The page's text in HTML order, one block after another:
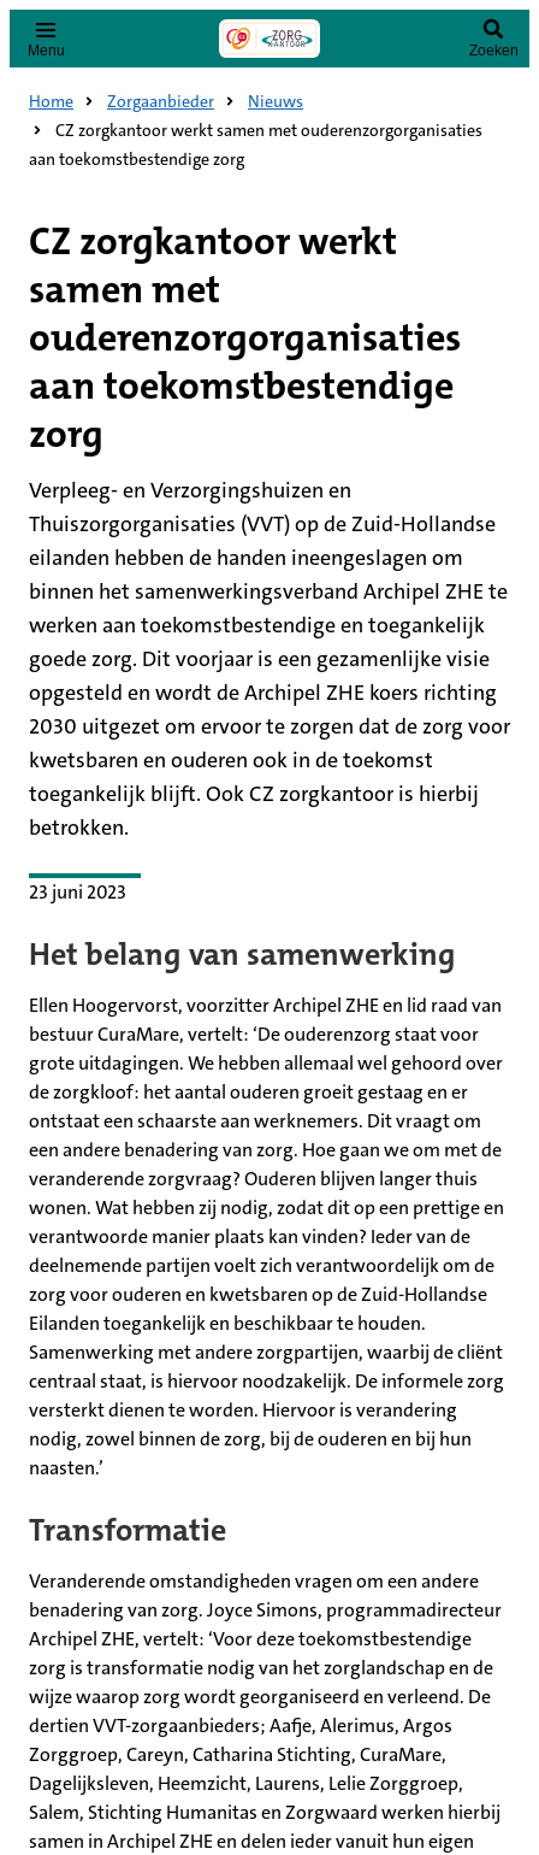
Menu Zoeken
Home Zorgaanbieder
Nieuws
CZ zorgkantoor werkt samen met ouderenzorgorganisaties
aan toekomstbestendige zorg
CZ zorgkantoor werkt
samen met
ouderenzorgorganisaties
aan toekomstbestendige
zorg
Verpleeg- en Verzorgingshuizen en
Thuiszorgorganisaties (VVT) op de Zuid-Hollandse
eilanden hebben de handen ineengeslagen om
binnen het samenwerkingsverband Archipel ZHE te
werken aan toekomstbestendige en toegankelijk
goede zorg. Dit voorjaar is een gezamenlijke visie
opgesteld en wordt de Archipel ZHE koers richting
2030 uitgezet om ervoor te zorgen dat de zorg voor
kwetsbaren en ouderen ook in de toekomst
toegankelijk blijft. Ook CZ zorgkantoor is hierbij
betrokken.
23 juni 2023
Het belang van samenwerking
Ellen Hoogervorst, voorzitter Archipel ZHE en lid raad van
bestuur CuraMare, vertelt: ‘De ouderenzorg staat voor
grote uitdagingen. We hebben allemaal wel gehoord over
de zorgkloof: het aantal ouderen groeit gestaag en er
ontstaat een schaarste aan werknemers. Dit vraagt om
een andere benadering van zorg. Hoe gaan we om met de
veranderende zorgvraag? Ouderen blijven langer thuis
wonen. Wat hebben zij nodig, zodat dit op een prettige en
verantwoorde manier plaats kan vinden? Ieder van de
deelnemende partijen voelt zich verantwoordelijk om de
zorg voor ouderen en kwetsbaren op de Zuid-Hollandse
Eilanden toegankelijk en beschikbaar te houden.
Samenwerking met andere zorgpartijen, waarbij de cliënt
centraal staat, is hiervoor noodzakelijk. De informele zorg
versterkt dienen te worden. Hiervoor is verandering
nodig, zowel binnen de zorg, bij de ouderen en bij hun
naasten.’
Transformatie
Veranderende omstandigheden vragen om een andere
benadering van zorg. Joyce Simons, programmadirecteur
Archipel ZHE, vertelt: ‘Voor deze toekomstbestendige
zorg is transformatie nodig van het zorglandschap en de
wijze waarop zorg wordt georganiseerd en verleend. De
dertien VVT-zorgaanbieders; Aafje, Alerimus, Argos
Zorggroep, Careyn, Catharina Stichting, CuraMare,
Dagelijksleven, Heemzicht, Laurens, Lelie Zorggroep,
Salem, Stichting Humanitas en Zorgwaard werken hierbij
samen in Archipel ZHE en delen ieder vanuit hun eigen